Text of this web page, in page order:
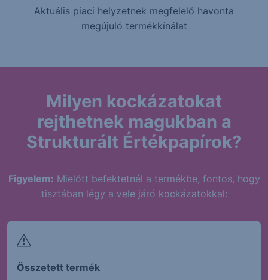
Aktuális piaci helyzetnek megfelelő havonta
megújuló termékkínálat
Milyen kockázatokat
rejthetnek magukban a
Strukturált Értékpapírok?
Figyelem: Mielőtt befektetnél a termékbe, fontos, hogy
tisztában légy a vele járó kockázatokkal:
Összetett termék